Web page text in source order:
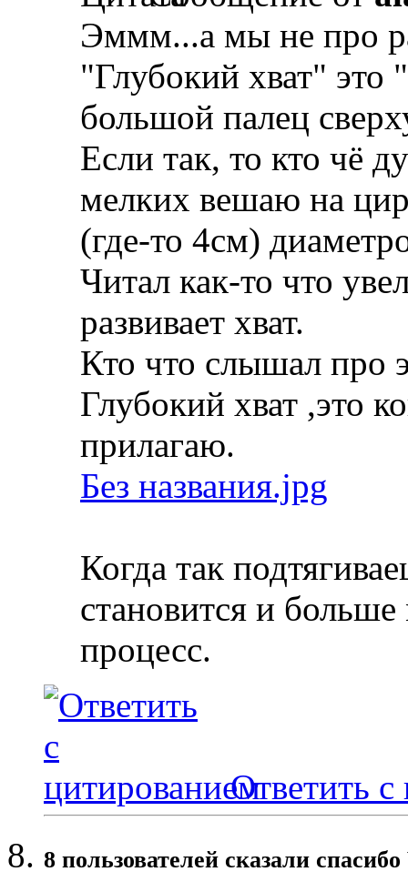
Эммм...а мы не про
"Глубокий хват" это
большой палец
Если так, то кто чё
мелких вешаю на
(где-то 4см)
Читал как-то что
развивает хват.
Кто что слышал про
Глубокий хват ,это
прилагаю.
Без названия.jpg
Когда так
становится и
процесс.
Ответить с
8 пользователей сказали